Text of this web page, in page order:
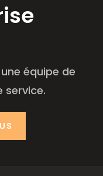
équipe de
service.